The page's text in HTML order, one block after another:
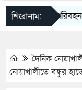
শিরোনাম:
দু-একটি পরিবহন
দৈনিক
নোয়াখালীতে বন্ধুর